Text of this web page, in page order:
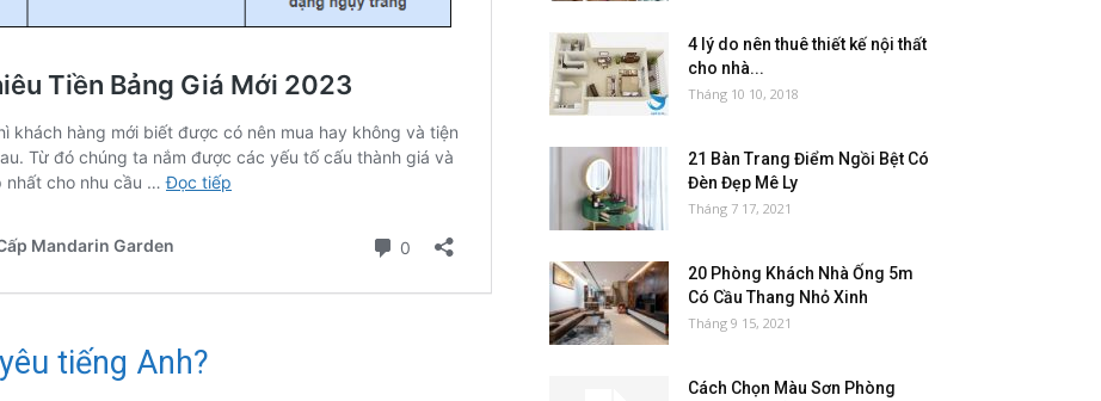
tiếng Anh?
4 lý do nên thuê thiết kế nội thất
cho nhà...
Tháng 10 10, 2018
21 Bàn Trang Điểm Ngồi Bệt Có
Đèn Đẹp Mê Ly
Tháng 7 17, 2021
20 Phòng Khách Nhà Ống 5m
Có Cầu Thang Nhỏ Xinh
Tháng 9 15, 2021
Cách Chọn Màu Sơn Phòng